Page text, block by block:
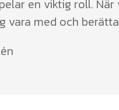
en viktig roll. När
med och